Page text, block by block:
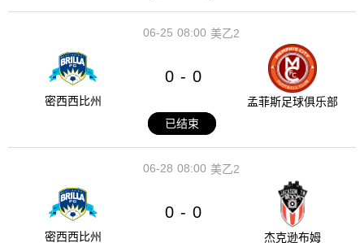
08:00
06-25 美乙2
密西西比州
0 - 0
孟菲斯足球俱乐部
已结束
08:00
06-28 美乙2
密西西比州
0 - 0
杰克逊布姆